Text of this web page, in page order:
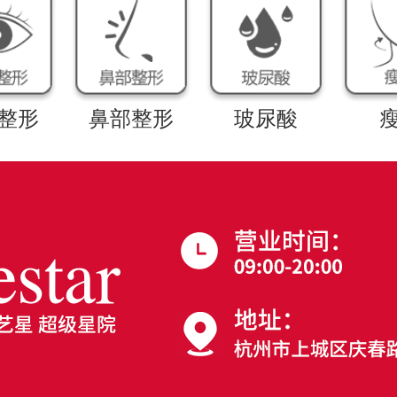
形 鼻部整形 玻尿酸